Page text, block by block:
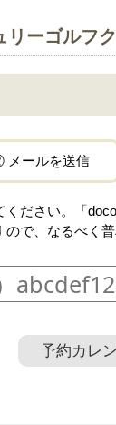
リーゴルフ
メールを送信
ださい。「
で、なるべく
予約カレ